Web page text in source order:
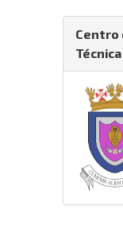
Centro